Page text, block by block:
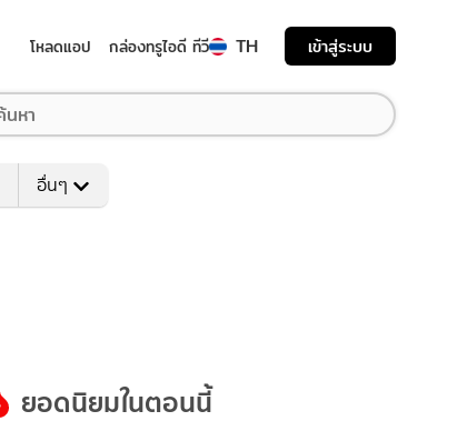
โหลดแอป กล่องทรูไอดี ทีวี TH เข้าสู่ระบบ
อื่นๆ
ยอดนิยมในตอนนี้